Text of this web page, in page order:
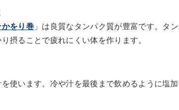
かをり巻 」は良質なタンパク質が豊富です。タ
摂ることで疲れにくい体を作ります。
使います。冷や汁を最後まで飲めるように塩加